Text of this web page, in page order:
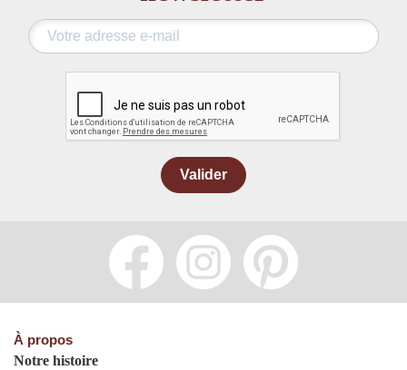
Valider
À propos
Notre histoire